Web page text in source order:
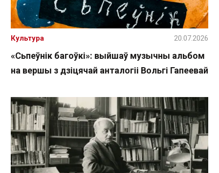
«Сьпеўнік багоўкі»: выйшаў музычны альбом
на вершы з дзіцячай анталогіі Вольгі Гапеевай
Культура 20.07.2026